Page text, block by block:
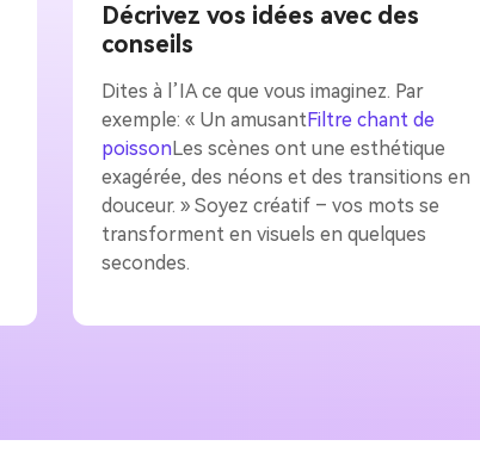
Décrivez vos idées avec des
conseils
Dites à l’IA ce que vous imaginez. Par
exemple: « Un amusantFiltre chant de
poissonLes scènes ont une esthétique
exagérée, des néons et des transitions en
douceur. » Soyez créatif – vos mots se
transforment en visuels en quelques
secondes.